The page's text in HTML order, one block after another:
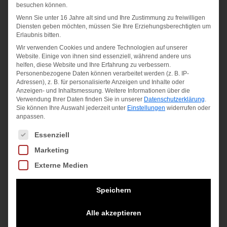
JUNIOR-
PANT GRIGIO
M.
19,95
inkl. MwSt.
MAN- LONG
SLEEVES T-
SHIRT
Angebot!
besuchen können.
Wenn Sie unter 16 Jahre alt sind und Ihre Zustimmung zu freiwilligen
Diensten geben möchten, müssen Sie Ihre Erziehungsberechtigten um
Erlaubnis bitten.
Wir verwenden Cookies und andere Technologien auf unserer
Website. Einige von ihnen sind essenziell, während andere uns
helfen, diese Website und Ihre Erfahrung zu verbessern.
Personenbezogene Daten können verarbeitet werden (z. B. IP-
Adressen), z. B. für personalisierte Anzeigen und Inhalte oder
Anzeigen- und Inhaltsmessung. Weitere Informationen über die
Verwendung Ihrer Daten finden Sie in unserer Datenschutzerklärung.
Sie können Ihre Auswahl jederzeit unter Einstellungen widerrufen oder
anpassen.
Es folgt eine Liste der Service-Gruppen, für die eine
Essenziell
Marketing
Externe Medien
Speichern
Alle akzeptieren